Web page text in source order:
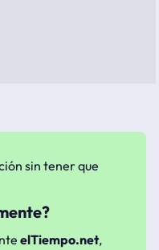
sin tener que
elTiempo.net,